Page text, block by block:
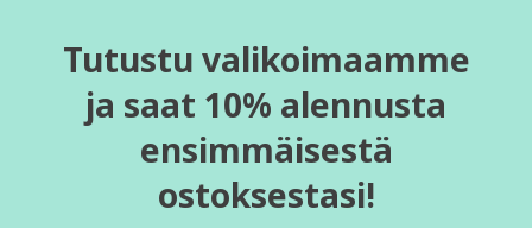
Tutustu valikoimaamme
ja saat 10% alennusta
ensimmäisestä
ostoksestasi!